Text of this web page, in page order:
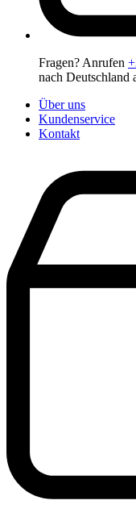
Fragen? Anrufen
nach Deutschland
Über uns
Kundenservice
Kontakt